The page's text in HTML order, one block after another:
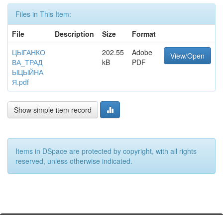
Files in This Item:
File
Description Size
Format
ЦЫГАНКО
ВА_ТРАД
ЫЦЫЙНА
Я.pdf
202.55
kB
Adobe
PDF
View/Open
Show simple item record
Items in DSpace are protected by copyright, with all rights
reserved, unless otherwise indicated.